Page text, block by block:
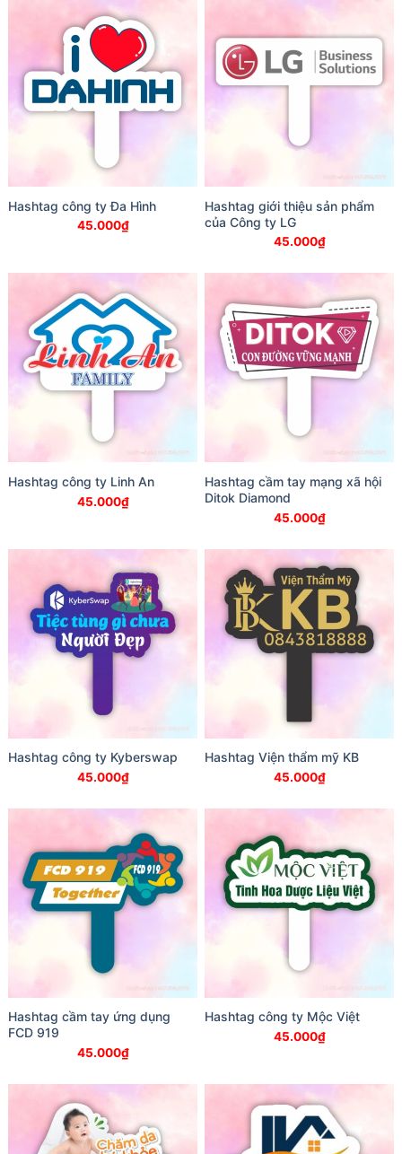
Hashtag công ty Đa Hình
45.000₫
Hashtag giới thiệu sản phẩm
của Công ty LG
45.000₫
Hashtag công ty Linh An
45.000₫
Hashtag cầm tay mạng xã hội
Ditok Diamond
45.000₫
Hashtag công ty Kyberswap
45.000₫
Hashtag Viện thẩm mỹ KB
45.000₫
Hashtag cầm tay ứng dụng
FCD 919
45.000₫
Hashtag công ty Mộc Việt
45.000₫